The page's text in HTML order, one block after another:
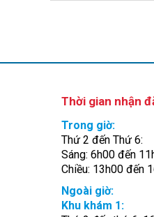
Thời gian nhận
Trong giờ:
Thứ 2 đến Thứ 6:
Sáng: 6h00 đến
Chiều: 13h00 đến
Ngoài giờ:
Khu khám 1: